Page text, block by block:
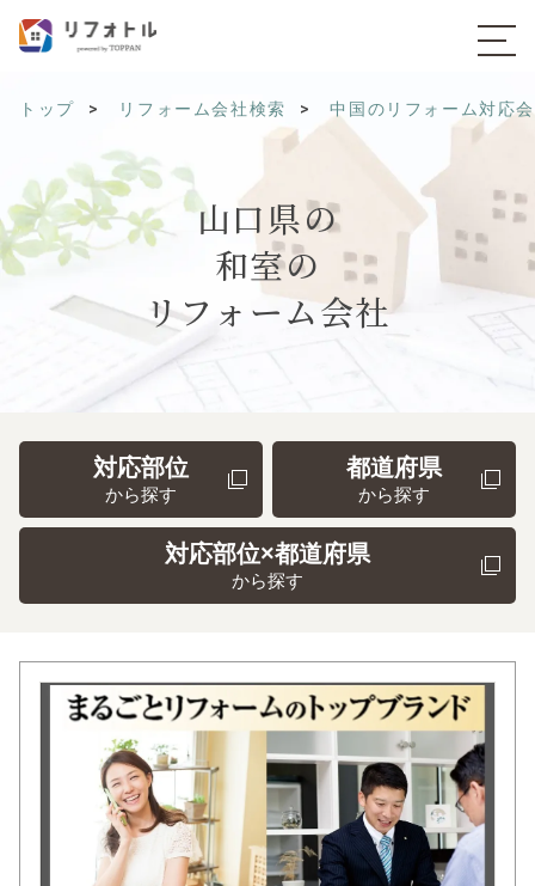
トップ リフォーム会社検索 中国のリフォーム対応
山口県の
和室の
リフォーム会社
対応部位
から探す
都道府県
から探す
対応部位×都道府県
から探す